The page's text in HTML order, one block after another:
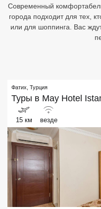
Современный
города подходит для тех,
или для шоппинга. Вас
Фатих Турция
Туры в May Hotel
15 км везде
Шри Ланка
Северный Гоа
Южный Гоа
Занзибар
Абхазия
Большой Сочи
Кав Мин Воды